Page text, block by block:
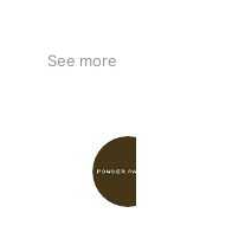
See more